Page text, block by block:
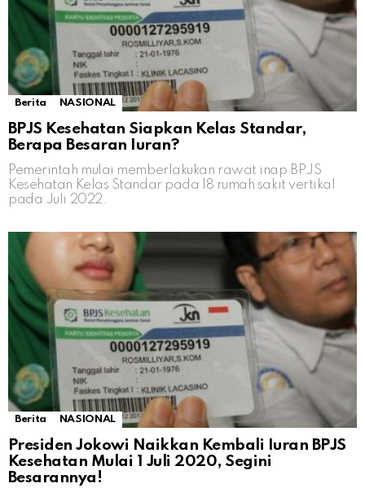
Berita NASIONAL
BPJS Kesehatan Siapkan Kelas Standar,
Berapa Besaran Iuran?
Pemerintah mulai memberlakukan rawat inap BPJS
Kesehatan Kelas Standar pada 18 rumah sakit vertikal
pada Juli 2022.
Berita NASIONAL
Presiden Jokowi Naikkan Kembali Iuran BPJS
Kesehatan Mulai 1 Juli 2020, Segini
Besarannya!